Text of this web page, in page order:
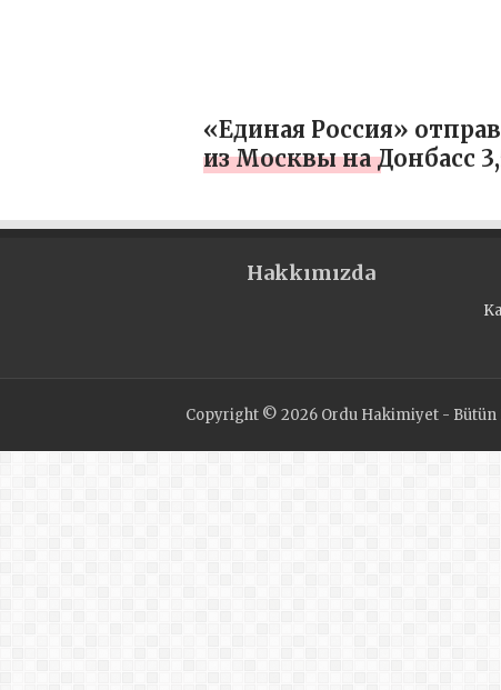
«Единая Россия»
из Москвы на Донбасс
Hakkımızda
Copyright © 2026 Ordu Hakimiyet - Bütün